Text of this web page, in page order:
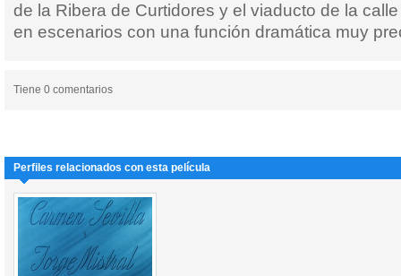
de la Ribera de Curtidores y el viaducto de la
en escenarios con una función dramática muy
Tiene 0 comentarios
Perfiles relacionados con esta película